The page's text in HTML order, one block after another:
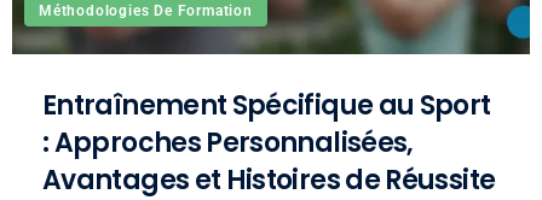
Méthodologies De Formation
Entraînement Spécifique au Sport
: Approches Personnalisées,
Avantages et Histoires de Réussite